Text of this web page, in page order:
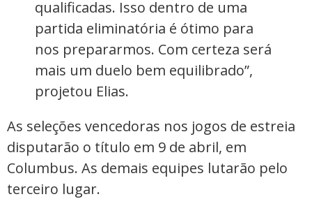
qualificadas. Isso dentro de uma
partida eliminatória é ótimo para
nos prepararmos. Com certeza será
mais um duelo bem equilibrado”,
projetou Elias.
As seleções vencedoras nos jogos de estreia
disputarão o título em 9 de abril, em
Columbus. As demais equipes lutarão pelo
terceiro lugar.